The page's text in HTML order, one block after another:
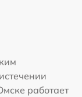
работает